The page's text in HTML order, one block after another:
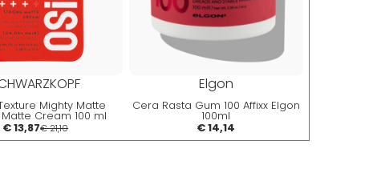
Mighty Matte
Cream 100 ml
€ 13,87€ 21,10
Elgon
Cera Rasta Gum 100 Affixx Elgon
100ml
€ 14,14